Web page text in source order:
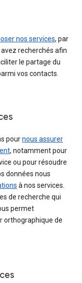
nos services, par
recherchés afin
le partage du
vos contacts.
pournous assurer
, notamment pour
ou pour résoudre
données nous
à nos services.
de recherche qui
permet
orthographique de